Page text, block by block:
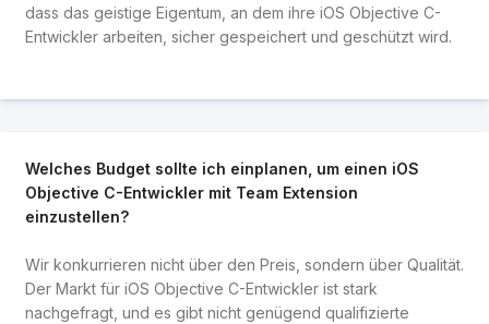
dass das geistige Eigentum, an dem ihre iOS Objective C-
Entwickler arbeiten, sicher gespeichert und geschützt wird.
Welches Budget sollte ich einplanen, um einen iOS
Objective C-Entwickler mit Team Extension
einzustellen?
Wir konkurrieren nicht über den Preis, sondern über Qualität.
Der Markt für iOS Objective C-Entwickler ist stark
nachgefragt, und es gibt nicht genügend qualifizierte